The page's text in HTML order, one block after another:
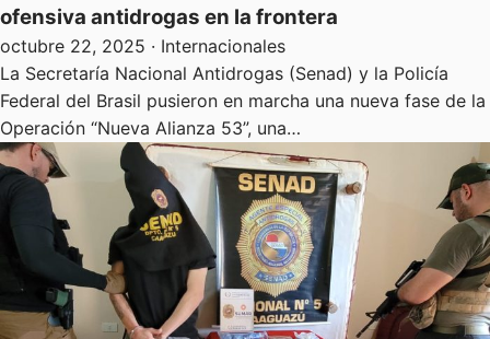
ofensiva antidrogas en la frontera
octubre 22, 2025 · Internacionales
La Secretaría Nacional Antidrogas (Senad) y la Policía
Federal del Brasil pusieron en marcha una nueva fase de la
Operación “Nueva Alianza 53”, una…